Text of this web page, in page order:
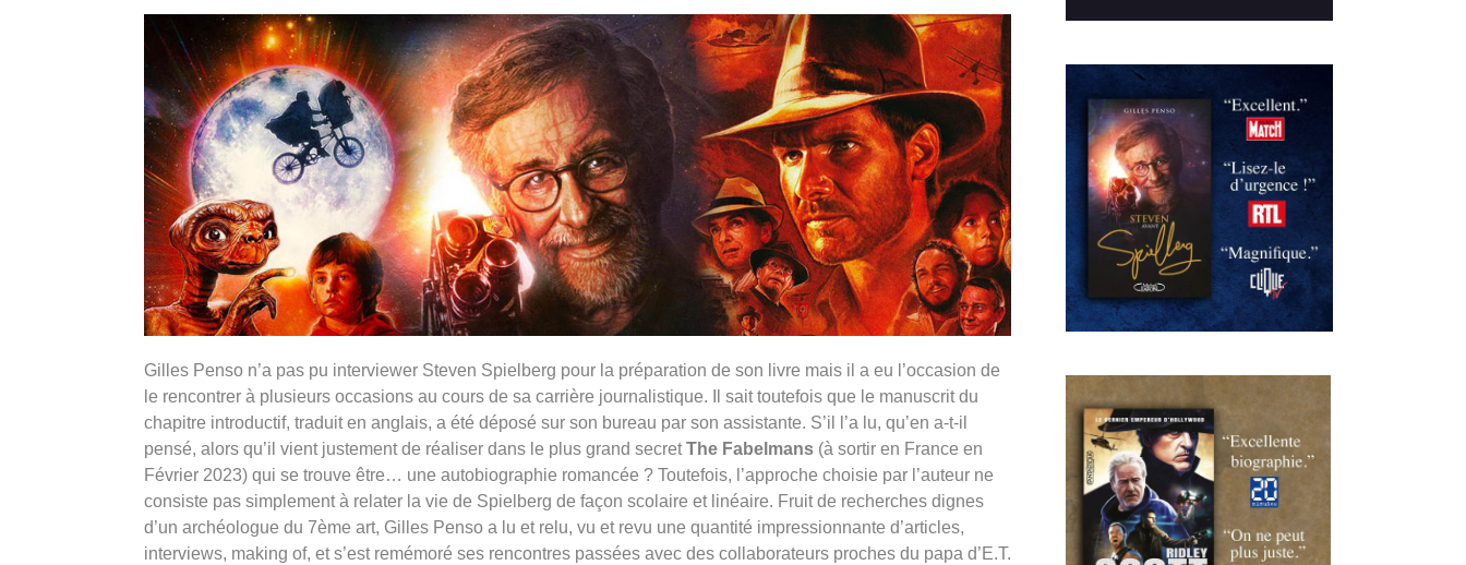
Gilles Penso n’a pas pu interviewer Steven Spielberg pour la préparation de son livre mais il a eu l’occasion de
le rencontrer à plusieurs occasions au cours de sa carrière journalistique. Il sait toutefois que le manuscrit du
chapitre introductif, traduit en anglais, a été déposé sur son bureau par son assistante. S’il l’a lu, qu’en a-t-il
pensé, alors qu’il vient justement de réaliser dans le plus grand secretThe Fabelmans (à sortir en France en
Février 2023) qui se trouve être… une autobiographie romancée ? Toutefois, l’approche choisie par l’auteur ne
consiste pas simplement à relater la vie de Spielberg de façon scolaire et linéaire. Fruit de recherches dignes
d’un archéologue du 7ème art, Gilles Penso a lu et relu, vu et revu une quantité impressionnante d’articles,
interviews, making of, et s’est remémoré ses rencontres passées avec des collaborateurs proches du papa d’E.T.